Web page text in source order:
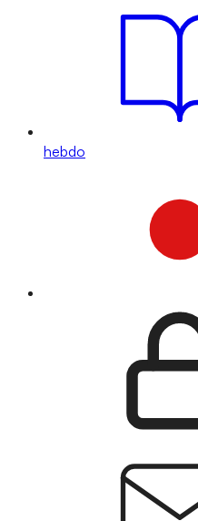
hebdo